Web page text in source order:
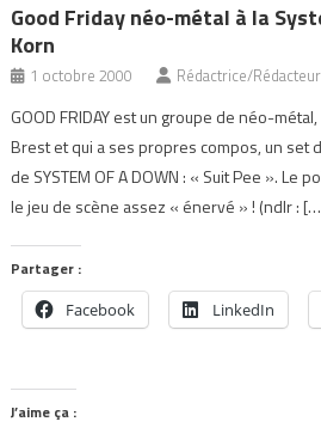
Good Friday néo-métal à la
Korn
1 octobre 2000 Rédactrice/
GOOD FRIDAY est un groupe de néo-
Brest et qui a ses propres compos, un set
de SYSTEM OF A DOWN : « Suit Pee ». Le
le jeu de scène assez « énervé » ! (ndlr :
Partager :
Facebook LinkedIn
J’aime ça :